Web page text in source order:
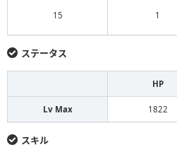
15 1
ステータス
HP
Lv Max 1822
スキル